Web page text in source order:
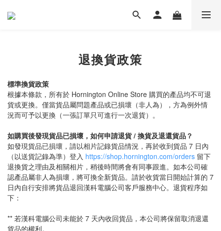
退換貨政策
標準換貨政策
根據本條款，所有於 Hornington Online Store 購買的產品均不可退
貨或更換。僅當貨品屬問題產品或已損壞（非人為），方為例外情
況而可予以更換（一張訂單只可進行一次退貨）。
如購買後發現貨品已損壞，如何申請退貨 / 換貨及退還貨品？
如發現貨品已損壞，請以相片記錄貨品情況，再於收到貨品 7 日內
（以送貨記錄為準）登入 https://shop.hornington.com/orders 留下
退換貨之理由及相關相片，稍後時間將會有同事跟進。如本公司確
認產品屬非人為損壞，將可換全新貨品。請於收貨當日開始計算的 7
日內自行安排將貨品退回漢科電腦公司客戶服務中心。退貨程序如
下：
** 若漢科電腦公司未能於 7 天內收回貨品，本公司將保留取消退還
貨品的權利。